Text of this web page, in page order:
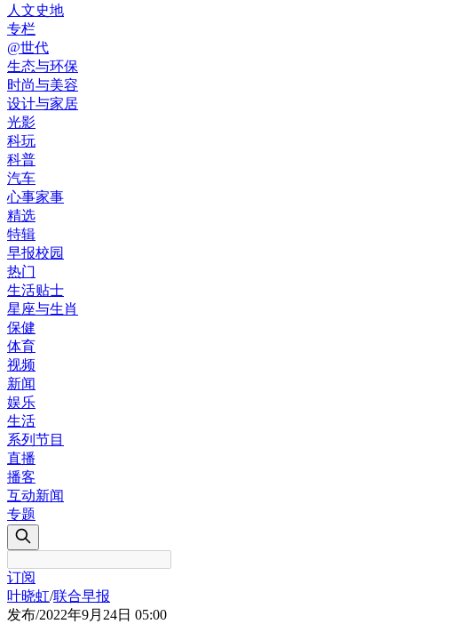
人文史地
专栏
@世代
生态与环保
时尚与美容
设计与家居
光影
科玩
科普
汽车
心事家事
精选
特辑
早报校园
热门
生活贴士
星座与生肖
保健
体育
视频
新闻
娱乐
生活
系列节目
直播
播客
互动新闻
专题
订阅
叶晓虹/联合早报
发布/2022年9月24日 05:00